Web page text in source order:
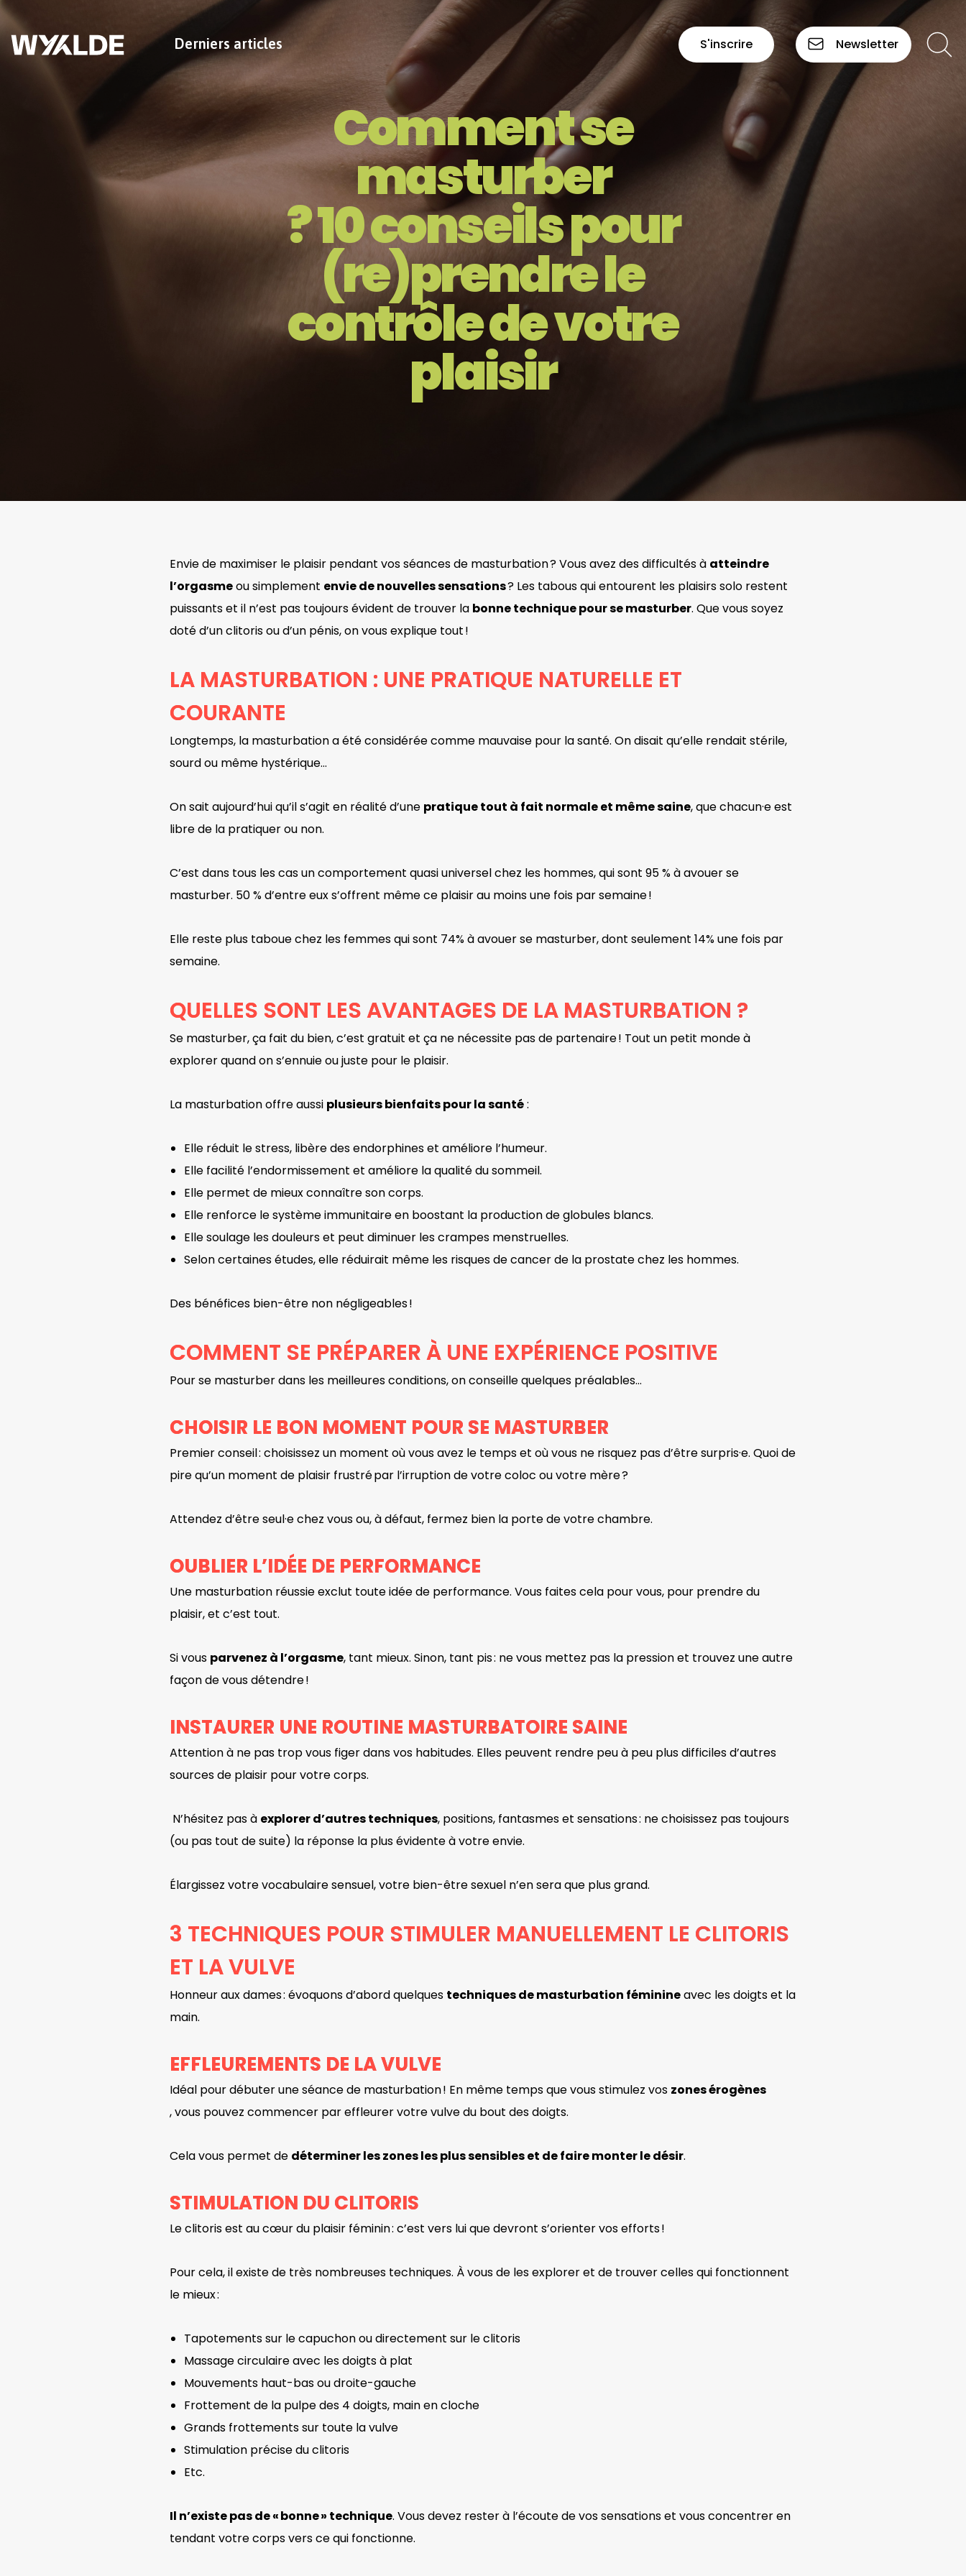
Derniers articles S'inscrire Newsletter
Comment se
masturber
? 10 conseils pour
(re)prendre le
contrôle de votre
plaisir
Envie de maximiser le plaisir pendant vos séances de masturbation ? Vous avez des difficultés à atteindre
l’orgasmeou simplement envie de nouvelles sensations? Les tabous qui entourent les plaisirs solo restent
puissants et il n’est pas toujours évident de trouver la bonne technique pour se masturber. Que vous soyez
doté d’un clitoris ou d’un pénis, on vous explique tout !
LA MASTURBATION : UNE PRATIQUE NATURELLE ET
COURANTE
Longtemps, la masturbation a été considérée comme mauvaise pour la santé. On disait qu’elle rendait stérile,
sourd ou même hystérique…
On sait aujourd’hui qu’il s’agit en réalité d’une pratique tout à fait normale et même saine, que chacun·e est
libre de la pratiquer ou non.
C’est dans tous les cas un comportement quasi universel chez les hommes, qui sont 95 % à avouer se
masturber. 50 % d’entre eux s’offrent même ce plaisir au moins une fois par semaine !
Elle reste plus taboue chez les femmes qui sont 74% à avouer se masturber, dont seulement 14% une fois par
semaine.
QUELLES SONT LES AVANTAGES DE LA MASTURBATION ?
Se masturber, ça fait du bien, c’est gratuit et ça ne nécessite pas de partenaire ! Tout un petit monde à
explorer quand on s’ennuie ou juste pour le plaisir.
La masturbation offre aussi plusieurs bienfaits pour la santé:
Elle réduit le stress, libère des endorphines et améliore l’humeur.
Elle facilité l’endormissement et améliore la qualité du sommeil.
Elle permet de mieux connaître son corps.
Elle renforce le système immunitaire en boostant la production de globules blancs.
Elle soulage les douleurs et peut diminuer les crampes menstruelles.
Selon certaines études, elle réduirait même les risques de cancer de la prostate chez les hommes.
Des bénéfices bien-être non négligeables !
COMMENT SE PRÉPARER À UNE EXPÉRIENCE POSITIVE
Pour se masturber dans les meilleures conditions, on conseille quelques préalables…
CHOISIR LE BON MOMENT POUR SE MASTURBER
Premier conseil : choisissez un moment où vous avez le temps et où vous ne risquez pas d’être surpris·e. Quoi de
pire qu’un moment de plaisir frustré par l’irruption de votre coloc ou votre mère ?
Attendez d’être seul·e chez vous ou, à défaut, fermez bien la porte de votre chambre.
OUBLIER L’IDÉE DE PERFORMANCE
Une masturbation réussie exclut toute idée de performance. Vous faites cela pour vous, pour prendre du
plaisir, et c’est tout.
Si vous parvenez à l’orgasme, tant mieux. Sinon, tant pis : ne vous mettez pas la pression et trouvez une autre
façon de vous détendre !
INSTAURER UNE ROUTINE MASTURBATOIRE SAINE
Attention à ne pas trop vous figer dans vos habitudes. Elles peuvent rendre peu à peu plus difficiles d’autres
sources de plaisir pour votre corps.
N’hésitez pas à explorer d’autres techniques, positions, fantasmes et sensations : ne choisissez pas toujours
(ou pas tout de suite) la réponse la plus évidente à votre envie.
Élargissez votre vocabulaire sensuel, votre bien-être sexuel n’en sera que plus grand.
3 TECHNIQUES POUR STIMULER MANUELLEMENT LE CLITORIS
ET LA VULVE
Honneur aux dames : évoquons d’abord quelques techniques de masturbation féminineavec les doigts et la
main.
EFFLEUREMENTS DE LA VULVE
Idéal pour débuter une séance de masturbation ! En même temps que vous stimulez vos zones érogènes
, vous pouvez commencer par effleurer votre vulve du bout des doigts.
Cela vous permet de déterminer les zones les plus sensibles et de faire monter le désir.
STIMULATION DU CLITORIS
Le clitoris est au cœur du plaisir féminin : c’est vers lui que devront s’orienter vos efforts !
Pour cela, il existe de très nombreuses techniques. À vous de les explorer et de trouver celles qui fonctionnent
le mieux :
Tapotements sur le capuchon ou directement sur le clitoris
Massage circulaire avec les doigts à plat
Mouvements haut-bas ou droite-gauche
Frottement de la pulpe des 4 doigts, main en cloche
Grands frottements sur toute la vulve
Stimulation précise du clitoris
Etc.
Il n’existe pas de « bonne » technique. Vous devez rester à l’écoute de vos sensations et vous concentrer en
tendant votre corps vers ce qui fonctionne.